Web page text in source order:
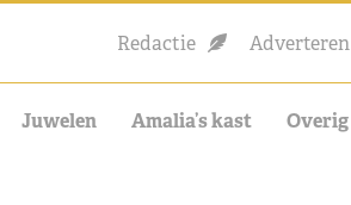
Redactie Adverteren
Juwelen Amalia’s kast Overig